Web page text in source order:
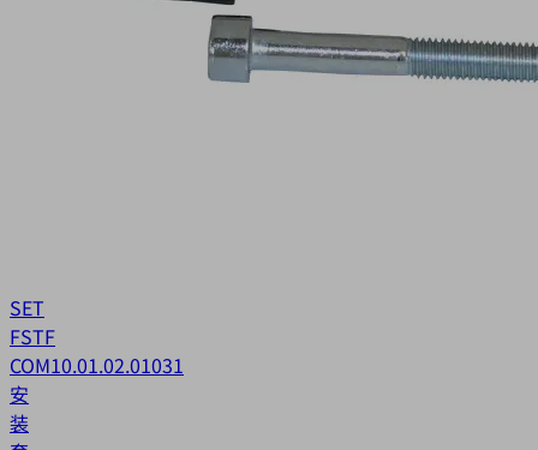
SET
FSTF
COM10.01.02.01031
安
装